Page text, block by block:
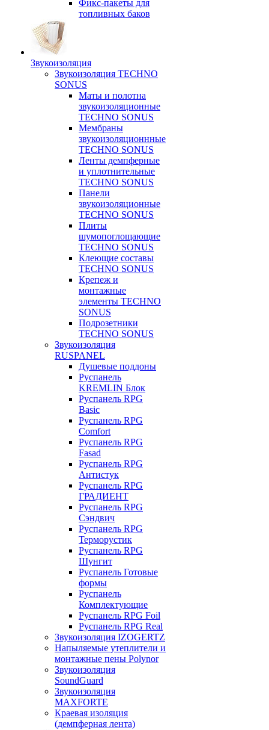
Фикс-пакеты для
топливных баков
Звукоизоляция
Звукоизоляция TECHNO
SONUS
Маты и полотна
звукоизоляционные
TECHNO SONUS
Мембраны
звукоизоляционнные
TECHNO SONUS
Ленты демпферные
и уплотнительные
TECHNO SONUS
Панели
звукоизоляционные
TECHNO SONUS
Плиты
шумопоглощающие
TECHNO SONUS
Клеющие составы
TECHNO SONUS
Крепеж и
монтажные
элементы TECHNO
SONUS
Подрозетники
TECHNO SONUS
Звукоизоляция
RUSPANEL
Душевые поддоны
Руспанель
KREMLIN Блок
Руспанель RPG
Basic
Руспанель RPG
Comfort
Руспанель RPG
Fasad
Руспанель RPG
Антистук
Руспанель RPG
ГРАДИЕНТ
Руспанель RPG
Сэндвич
Руспанель RPG
Терморустик
Руспанель RPG
Шунгит
Руспанель Готовые
формы
Руспанель
Комплектующие
Руспанель RPG Foil
Руспанель RPG Real
Звукоизоляция IZOGERTZ
Напыляемые утеплители и
монтажные пены Polynor
Звукоизоляция
SoundGuard
Звукоизоляция
MAXFORTE
Краевая изоляция
(демпферная лента)